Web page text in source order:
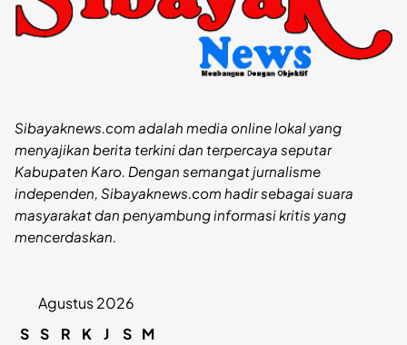
Sibayaknews.com adalah media online lokal yang
menyajikan berita terkini dan terpercaya seputar
Kabupaten Karo. Dengan semangat jurnalisme
independen, Sibayaknews.com hadir sebagai suara
masyarakat dan penyambung informasi kritis yang
mencerdaskan.
Agustus 2026
S S R K J S M